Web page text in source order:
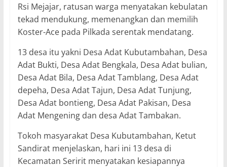
Rsi Mejajar, ratusan warga menyatakan kebulatan
tekad mendukung, memenangkan dan memilih
Koster-Ace pada Pilkada serentak mendatang.
13 desa itu yakni Desa Adat Kubutambahan, Desa
Adat Bukti, Desa Adat Bengkala, Desa Adat bulian,
Desa Adat Bila, Desa Adat Tamblang, Desa Adat
depeha, Desa Adat Tajun, Desa Adat Tunjung,
Desa Adat bontieng, Desa Adat Pakisan, Desa
Adat Mengening dan desa Adat Tambakan.
Tokoh masyarakat Desa Kubutambahan, Ketut
Sandirat menjelaskan, hari ini 13 desa di
Kecamatan Seririt menyatakan kesiapannya